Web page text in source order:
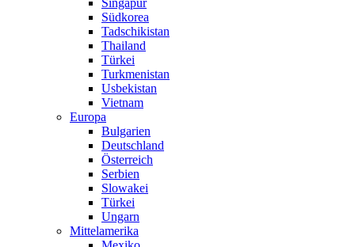
Südkorea
Tadschikistan
Thailand
Türkei
Turkmenistan
Usbekistan
Vietnam
Europa
Bulgarien
Deutschland
Österreich
Serbien
Slowakei
Türkei
Ungarn
Mittelamerika